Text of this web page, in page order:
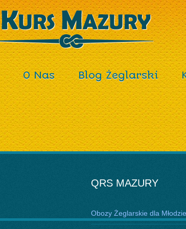
O Nas Blog Żeglarski
QRS MAZURY
Obozy Żeglarskie dla